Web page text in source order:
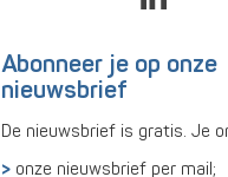
Abonneer je op onze
nieuwsbrief
De nieuwsbrief is gratis. Je
onze nieuwsbrief per mail;